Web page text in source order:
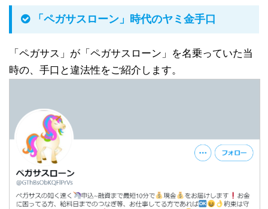
「ペガサスローン」時代のヤミ金手口
「ペガサス」が「ペガサスローン」を名乗っていた当
時の、手口と違法性をご紹介します。